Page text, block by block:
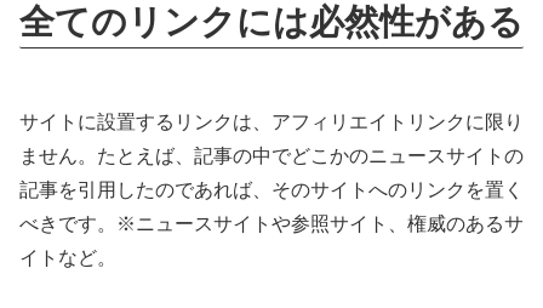
全てのリンクには必然性がある
サイトに設置するリンクは、アフィリエイトリンクに限り
ません。たとえば、記事の中でどこかのニュースサイトの
記事を引用したのであれば、そのサイトへのリンクを置く
べきです。※ニュースサイトや参照サイト、権威のあるサ
イトなど。